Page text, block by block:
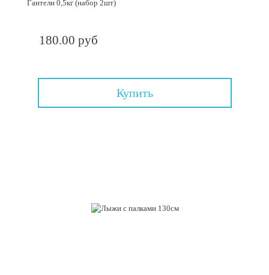
Гантели 0,5кг (набор 2шт)
180.00 руб
Купить